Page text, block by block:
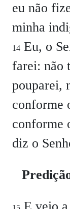
eu não
minha
14 Eu, o
farei: não
pouparei,
conforme
conforme
diz o